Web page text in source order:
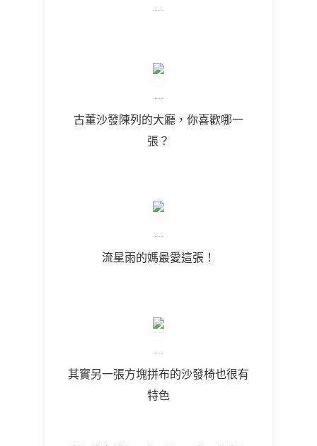
古董沙發陳列的大廳，你喜歡哪一
張？
流星雨的媽最愛這張！
其實另一張方塊拼布的沙發椅也很有
特色